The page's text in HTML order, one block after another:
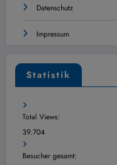
Datenschutz
Impressum
Statistik
Total Views:
39.704
Besucher gesamt: